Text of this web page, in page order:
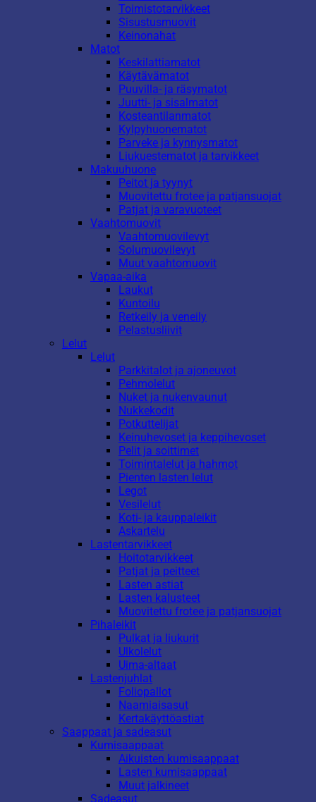
Toimistotarvikkeet
Sisustusmuovit
Keinonahat
Matot
Keskilattiamatot
Käytävämatot
Puuvilla- ja räsymatot
Juutti- ja sisalmatot
Kosteantilanmatot
Kylpyhuonematot
Parveke ja kynnysmatot
Liukuestematot ja tarvikkeet
Makuuhuone
Peitot ja tyynyt
Muovitettu frotee ja patjansuojat
Patjat ja varavuoteet
Vaahtomuovit
Vaahtomuovilevyt
Solumuovilevyt
Muut vaahtomuovit
Vapaa-aika
Laukut
Kuntoilu
Retkeily ja veneily
Pelastusliivit
Lelut
Lelut
Parkkitalot ja ajoneuvot
Pehmolelut
Nuket ja nukenvaunut
Nukkekodit
Potkuttelijat
Keinuhevoset ja keppihevoset
Pelit ja soittimet
Toimintalelut ja hahmot
Pienten lasten lelut
Legot
Vesilelut
Koti- ja kauppaleikit
Askartelu
Lastentarvikkeet
Hoitotarvikkeet
Patjat ja peitteet
Lasten astiat
Lasten kalusteet
Muovitettu frotee ja patjansuojat
Pihaleikit
Pulkat ja liukurit
Ulkolelut
Uima-altaat
Lastenjuhlat
Foliopallot
Naamiaisasut
Kertakäyttöastiat
Saappaat ja sadeasut
Kumisaappaat
Aikuisten kumisaappaat
Lasten kumisaappaat
Muut jalkineet
Sadeasut